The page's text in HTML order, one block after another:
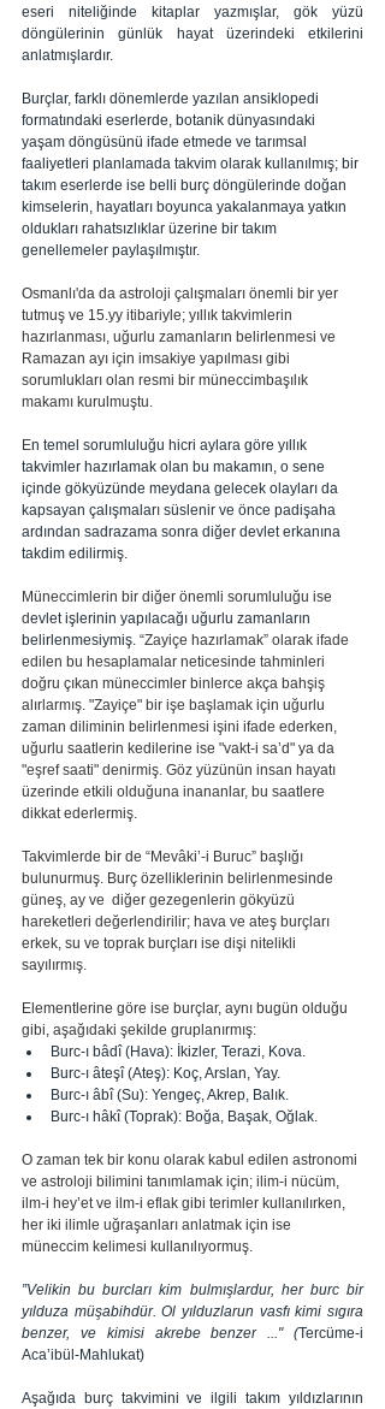
eseri niteliğinde kitaplar yazmışlar, gök yüzü
döngülerinin günlük hayat üzerindeki etkilerini
anlatmışlardır.
Burçlar, farklı dönemlerde yazılan ansiklopedi
formatındaki eserlerde, botanik dünyasındaki
yaşam döngüsünü ifade etmede ve tarımsal
faaliyetleri planlamada takvim olarak kullanılmış; bir
takım eserlerde ise belli burç döngülerinde doğan
kimselerin, hayatları boyunca yakalanmaya yatkın
oldukları rahatsızlıklar üzerine bir takım
genellemeler paylaşılmıştır.
Osmanlı'da da astroloji çalışmaları önemli bir yer
tutmuş ve 15.yy itibariyle; yıllık takvimlerin
hazırlanması, uğurlu zamanların belirlenmesi ve
Ramazan ayı için imsakiye yapılması gibi
sorumlukları olan resmi bir müneccimbaşılık
makamı kurulmuştu.
En temel sorumluluğu hicri aylara göre yıllık
takvimler hazırlamak olan bu makamın, o sene
içinde gökyüzünde meydana gelecek olayları da
kapsayan çalışmaları süslenir ve önce padişaha
ardından sadrazama sonra diğer devlet erkanına
takdim edilirmiş.
Müneccimlerin bir diğer önemli sorumluluğu ise
devlet işlerinin yapılacağı uğurlu zamanların
belirlenmesiymiş. “Zayiçe hazırlamak” olarak ifade
edilen bu hesaplamalar neticesinde tahminleri
doğru çıkan müneccimler binlerce akça bahşiş
alırlarmış. "Zayiçe" bir işe başlamak için uğurlu
zaman diliminin belirlenmesi işini ifade ederken,
uğurlu saatlerin kedilerine ise "vakt-i sa’d" ya da
"eşref saati" denirmiş. Göz yüzünün insan hayatı
üzerinde etkili olduğuna inananlar, bu saatlere
dikkat ederlermiş.
Takvimlerde bir de “Mevâki’-i Buruc” başlığı
bulunurmuş. Burç özelliklerinin belirlenmesinde
güneş, ay ve  diğer gezegenlerin gökyüzü
hareketleri değerlendirilir; hava ve ateş burçları
erkek, su ve toprak burçları ise dişi nitelikli
sayılırmış.
Elementlerine göre ise burçlar, aynı bugün olduğu
gibi, aşağıdaki şekilde gruplanırmış:
Burc-ı bâdî (Hava): İkizler, Terazi, Kova.
Burc-ı âteşî (Ateş): Koç, Arslan, Yay.
Burc-ı âbî (Su): Yengeç, Akrep, Balık.
Burc-ı hâkî (Toprak): Boğa, Başak, Oğlak.
O zaman tek bir konu olarak kabul edilen astronomi
ve astroloji bilimini tanımlamak için; ilim-i nücüm,
ilm-i hey’et ve ilm-i eflak gibi terimler kullanılırken,
her iki ilimle uğraşanları anlatmak için ise
müneccim kelimesi kullanılıyormuş.
”Velikin bu burcları kim bulmışlardur, her burc bir
yılduza müşabihdür. Ol yılduzlarun vasfı kimi sıgıra
benzer, ve kimisi akrebe benzer ..." (Tercüme-i
Aca’ibül-Mahlukat)
Aşağıda burç takvimini ve ilgili takım yıldızlarının